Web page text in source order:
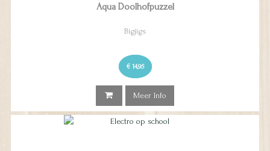
Aqua Doolhofpuzzel
Bigjigs
€ 14,95
Meer Info